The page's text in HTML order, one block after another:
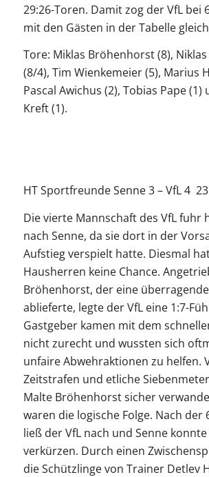
29:26-Toren. Damit zog der VfL bei
mit den Gästen in der Tabelle
Tore: Miklas Bröhenhorst (8),
(8/4), Tim Wienkemeier (5), Marius
Pascal Awichus (2), Tobias Pape (1)
Kreft (1).
HT Sportfreunde Senne 3 – VfL 4
Die vierte Mannschaft des VfL fuhr
nach Senne, da sie dort in der
Aufstieg verspielt hatte. Diesmal
Hausherren keine Chance.
Bröhenhorst, der eine
ablieferte, legte der VfL eine 1:7-
Gastgeber kamen mit dem
nicht zurecht und wussten sich
unfaire Abwehraktionen zu helfen.
Zeitstrafen und etliche
Malte Bröhenhorst sicher
waren die logische Folge. Nach der
ließ der VfL nach und Senne
verkürzen. Durch einen
die Schützlinge von Trainer Detlev